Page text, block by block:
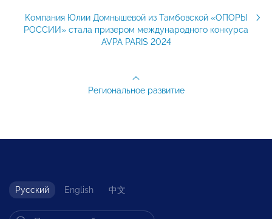
Компания Юлии Домнышевой из Тамбовской «ОПОРЫ
РОССИИ» стала призером международного конкурса
AVPA PARIS 2024
Региональное развитие
Русский English 中文